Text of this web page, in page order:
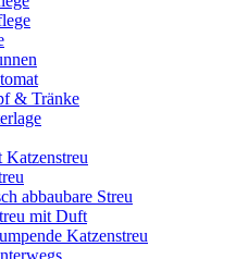
& Tränke
Katzenstreu
abbaubare Streu
mit Duft
Katzenstreu